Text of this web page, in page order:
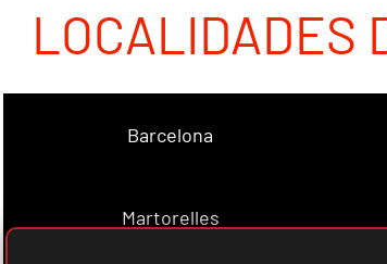
LOCALIDADES
Barcelona
Martorelles